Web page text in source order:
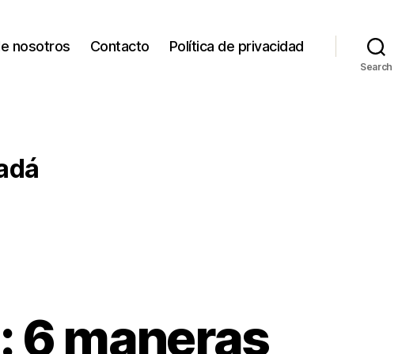
nosotros Contacto Política de privacidad
Search
6 maneras